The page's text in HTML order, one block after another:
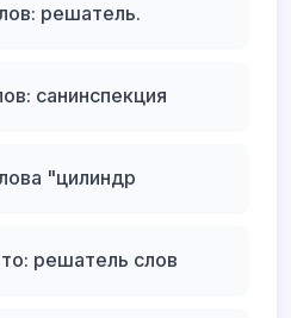
решатель.
санинспекция
"цилиндр
решатель слов